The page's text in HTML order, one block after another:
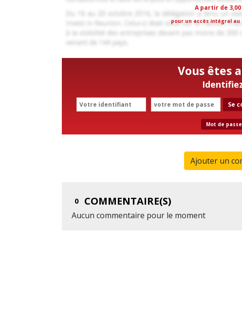
A partir de
pour un accès intégral
Vous êtes
Se
Mot de
Ajouter un
0 COMMENTAIRE(S)
Aucun commentaire pour le moment